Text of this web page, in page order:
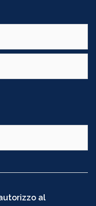
al